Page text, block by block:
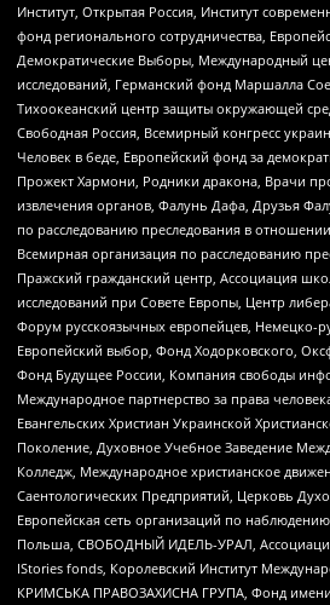
Институт, Открытая Россия, Институт
фонд регионального сотрудничества,
Демократические Выборы, Международный
исследований, Германский фонд Маршалла
Тихоокеанский центр защиты окружающей
Свободная Россия, Всемирный конгресс
Человек в беде, Европейский фонд за
Прожект Хармони, Родники дракона, Врачи
извлечения органов, Фалунь Дафа, Друзья
по расследованию преследования в
Всемирная организация по расследованию
Пражский гражданский центр, Ассоциация
исследований при Совете Европы, Центр
Форум русскоязычных европейцев, Немецко-
Европейский выбор, Фонд Ходорковского,
Фонд Будущее России, Компания свободы
Международное партнерство за права
Евангельских Христиан Украинской
Поколение, Духовное Учебное Заведение
Колледж, Международное христианское
Саентологических Предприятий, Церковь
Европейская сеть организаций по
Польша, СВОБОДНЫЙ ИДЕЛЬ-УРАЛ, Ассоциация
IStories fonds, Королевский Институт
КРИМСЬКА ПРАВОЗАХИСНА ГРУПА, Фонд имени